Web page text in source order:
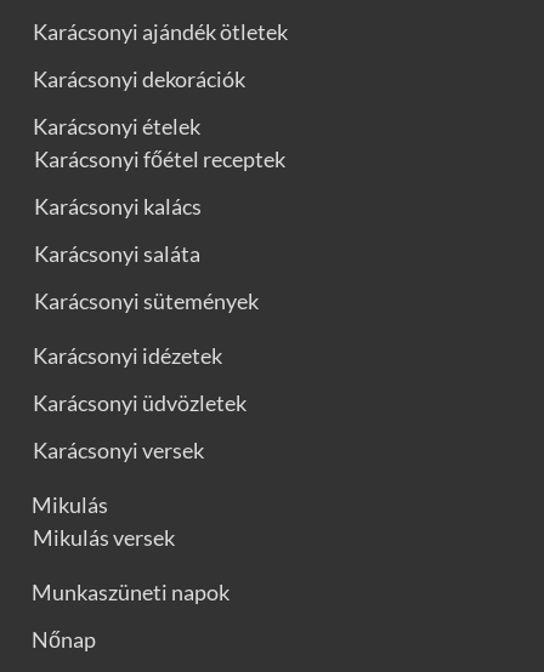
Karácsonyi ajándék ötletek
Karácsonyi dekorációk
Karácsonyi ételek
Karácsonyi főétel receptek
Karácsonyi kalács
Karácsonyi saláta
Karácsonyi sütemények
Karácsonyi idézetek
Karácsonyi üdvözletek
Karácsonyi versek
Mikulás
Mikulás versek
Munkaszüneti napok
Nőnap